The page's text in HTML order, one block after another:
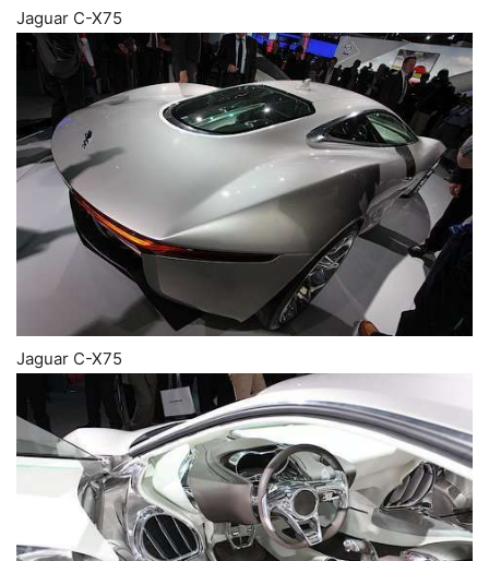
Jaguar C-X75
Jaguar C-X75